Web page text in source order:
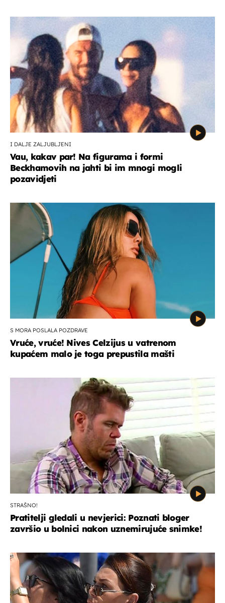
I DALJE ZALJUBLJENI
Vau, kakav par! Na figurama i formi
Beckhamovih na jahti bi im mnogi mogli
pozavidjeti
S MORA POSLALA POZDRAVE
Vruće, vruće! Nives Celzijus u vatrenom
kupaćem malo je toga prepustila mašti
STRAŠNO!
Pratitelji gledali u nevjerici: Poznati bloger
završio u bolnici nakon uznemirujuće snimke!